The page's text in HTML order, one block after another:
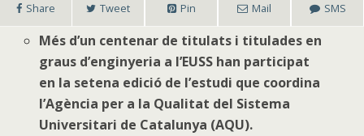
Share Tweet Pin Mail SMS
Més d’un centenar de titulats i titulades en
graus d’enginyeria a l’EUSS han participat
en la setena edició de l’estudi que coordina
l’Agència per a la Qualitat del Sistema
Universitari de Catalunya (AQU).